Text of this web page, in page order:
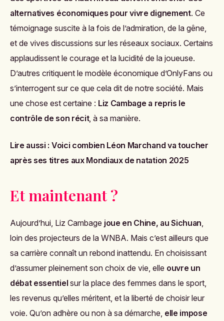
alternatives économiques pour vivre dignement. Ce
témoignage suscite à la fois de l’admiration, de la gêne,
et de vives discussions sur les réseaux sociaux. Certains
applaudissent le courage et la lucidité de la joueuse.
D’autres critiquent le modèle économique d’OnlyFans ou
s’interrogent sur ce que cela dit de notre société. Mais
une chose est certaine : Liz Cambage a repris le
contrôle de son récit, à sa manière.
Lire aussi : Voici combien Léon Marchand va toucher
après ses titres aux Mondiaux de natation 2025
Et maintenant ?
Aujourd’hui, Liz Cambage joue en Chine, au Sichuan,
loin des projecteurs de la WNBA. Mais c’est ailleurs que
sa carrière connaît un rebond inattendu. En choisissant
d’assumer pleinement son choix de vie, elle ouvre un
débat essentiel sur la place des femmes dans le sport,
les revenus qu’elles méritent, et la liberté de choisir leur
voie. Qu’on adhère ou non à sa démarche, elle impose